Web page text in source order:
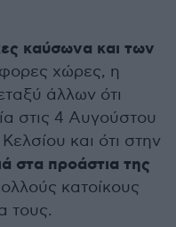
καύσωνα και των
χώρες, η
άλλων ότι
στις 4 Αυγούστου
και ότι στην
στα προάστια της
κατοίκους
τους.